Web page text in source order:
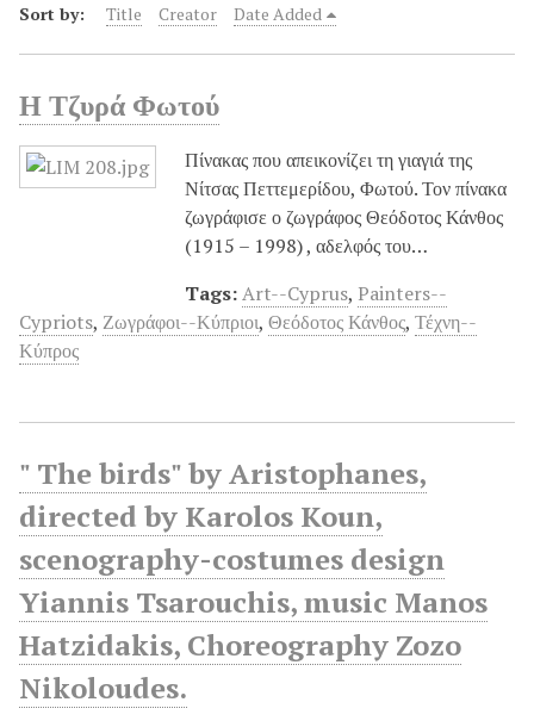
Sort by: Title Creator Date Added
Η Τζυρά Φωτού
Πίνακας που απεικονίζει τη γιαγιά της
Νίτσας Πεττεμερίδου, Φωτού. Τον πίνακα
ζωγράφισε ο ζωγράφος Θεόδοτος Κάνθος
(1915 – 1998) , αδελφός του…
Tags:Art--Cyprus, Painters--
Cypriots, Ζωγράφοι--Κύπριοι, Θεόδοτος Κάνθος, Τέχνη--
Κύπρος
" The birds" by Aristophanes,
directed by Karolos Koun,
scenography-costumes design
Yiannis Tsarouchis, music Manos
Hatzidakis, Choreography Zozo
Nikoloudes.